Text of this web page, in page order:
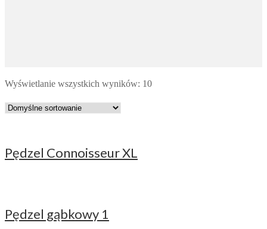
Wyświetlanie wszystkich wyników: 10
Pędzel Connoisseur XL
Pędzel gąbkowy 1